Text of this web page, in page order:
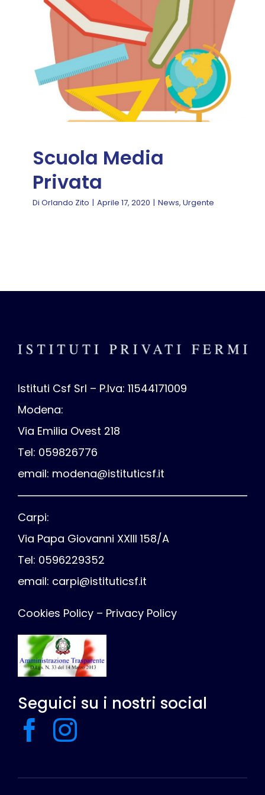
Scuola Media Privata
News Urgente
Scuola Media
Privata
Di Orlando Zito | Aprile 17, 2020 | News, Urgente
Istituti Csf Srl – P.Iva: 11544171009
Modena:
Via Emilia Ovest 218
Tel: 059826776
email: modena@istituticsf.it
Carpi:
Via Papa Giovanni XXIII 158/A
Tel: 0596229352
email: carpi@istituticsf.it
Cookies Policy– Privacy Policy
Seguici su i nostri social